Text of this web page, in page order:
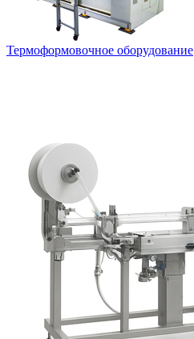
Термоформовочное оборудование